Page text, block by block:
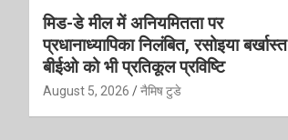
मिड-डे मील में अनियमितता पर
प्रधानाध्यापिका निलंबित, रसोइया बर्खास्त
बीईओ को भी प्रतिकूल प्रविष्टि
August 5, 2026 नैमिष टुडे